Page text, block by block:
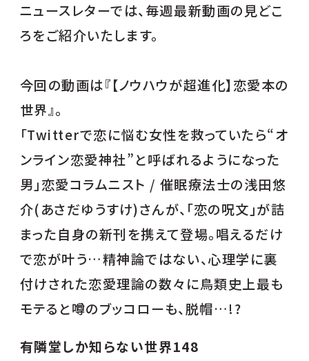
ニュースレターでは、毎週最新動画の見どこ
ろをご紹介いたします。
今回の動画は『【ノウハウが超進化】恋愛本の
世界』。
「Twitterで恋に悩む女性を救っていたら“オ
ンライン恋愛神社”と呼ばれるようになった
男」恋愛コラムニスト / 催眠療法士の浅田悠
介(あさだゆうすけ)さんが、「恋の呪文」が詰
まった自身の新刊を携えて登場。唱えるだけ
で恋が叶う…精神論ではない、心理学に裏
付けされた恋愛理論の数々に鳥類史上最も
モテると噂のブッコローも、脱帽…!?
有隣堂しか知らない世界148